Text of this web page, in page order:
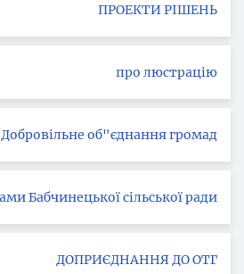
ПРОЕКТИ РІШЕНЬ
про люстрацію
Добровільне об"єднання громад
Програми Бабчинецької сільської ради
ДОПРИЄДНАННЯ ДО ОТГ